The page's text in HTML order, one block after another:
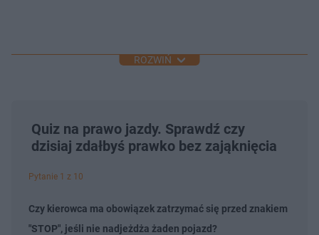
ROZWIŃ
Quiz na prawo jazdy. Sprawdź czy
dzisiaj zdałbyś prawko bez zająknięcia
Pytanie 1 z 10
Czy kierowca ma obowiązek zatrzymać się przed znakiem
"STOP", jeśli nie nadjeżdża żaden pojazd?